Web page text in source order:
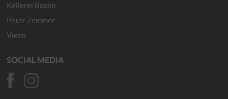
Kellerei Bozen
Peter Zemmer
Vietti
SOCIAL MEDIA